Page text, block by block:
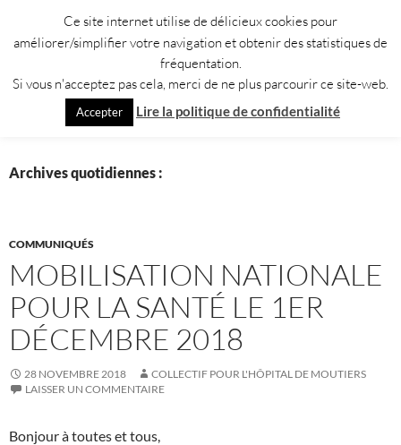
contenu
Collectif pour l'Hôpital de Moûtiers
Recherche
Archives quotidiennes :
COMMUNIQUÉS
MOBILISATION NATIONALE
POUR LA SANTÉ LE 1ER
DÉCEMBRE 2018
28 NOVEMBRE 2018
COLLECTIF POUR L'HÔPITAL DE MOUTIERS
LAISSER UN COMMENTAIRE
Bonjour à toutes et tous,
Ce site internet utilise de délicieux cookies pour
améliorer/simplifier votre navigation et obtenir des statistiques de
fréquentation.
Si vous n'acceptez pas cela, merci de ne plus parcourir ce site-web.
Accepter Lire la politique de confidentialité